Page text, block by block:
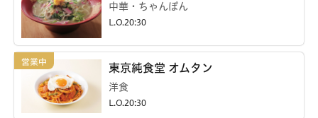
中華・ちゃんぽん
L.O.20:30
東京純食堂 オムタン
洋食
L.O.20:30